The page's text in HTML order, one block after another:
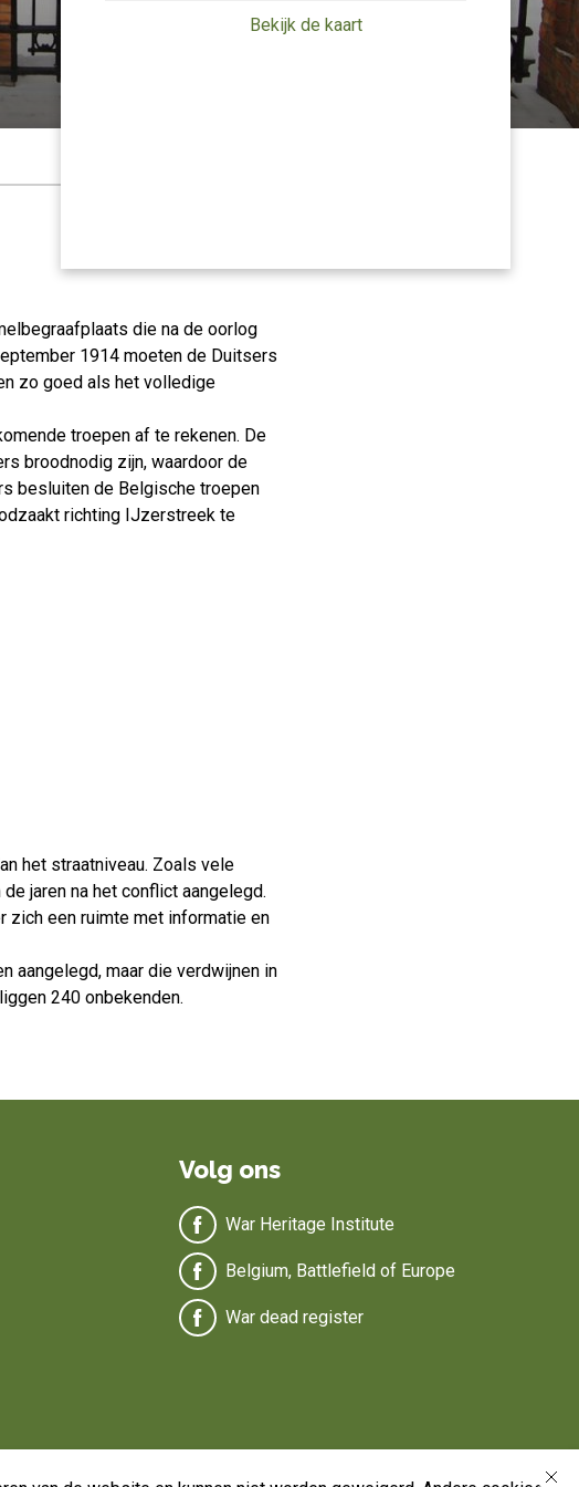
Bekijk de kaart
die na de oorlog
1914 moeten de Duitsers
zo goed als het volledige
troepen af te rekenen. De
broodnodig zijn, waardoor de
besluiten de Belgische troepen
richting IJzerstreek te
het straatniveau. Zoals vele
jaren na het conflict aangelegd.
zich een ruimte met informatie en
aangelegd, maar die verdwijnen in
240 onbekenden.
Volg ons
War Heritage Institute
Belgium, Battlefield of Europe
War dead register